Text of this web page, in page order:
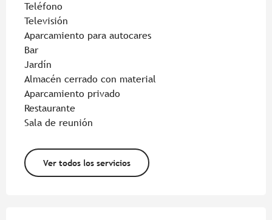
Teléfono
Televisión
Aparcamiento para autocares
Bar
Jardín
Almacén cerrado con material
Aparcamiento privado
Restaurante
Sala de reunión
Ver todos los servicios